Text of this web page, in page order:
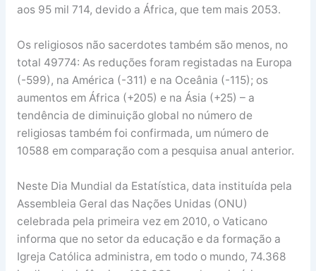
aos 95 mil 714, devido a África, que tem mais 2053.
Os religiosos não sacerdotes também são menos, no
total 49774: As reduções foram registadas na Europa
(-599), na América (-311) e na Oceânia (-115); os
aumentos em África (+205) e na Ásia (+25) – a
tendência de diminuição global no número de
religiosas também foi confirmada, um número de
10588 em comparação com a pesquisa anual anterior.
Neste Dia Mundial da Estatística, data instituída pela
Assembleia Geral das Nações Unidas (ONU)
celebrada pela primeira vez em 2010, o Vaticano
informa que no setor da educação e da formação a
Igreja Católica administra, em todo o mundo, 74.368